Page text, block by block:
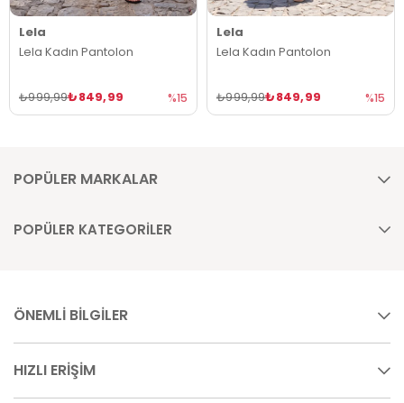
Lela
Lela Kadın Pantolon
₺849,99
₺999,99 %15
Lela
Lela Kadın Pantolon
₺849,99
₺999,99 %15
POPÜLER MARKALAR
POPÜLER KATEGORİLER
ÖNEMLİ BİLGİLER
HIZLI ERİŞİM